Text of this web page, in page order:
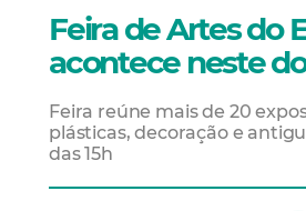
Feira de Artes do
acontece neste
Feira reúne mais de 20
plásticas, decoração e
das 15h